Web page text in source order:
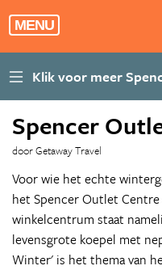
MENU
Spencer
door Getaway Travel
Voor wie het echte
het Spencer Outlet
winkelcentrum staat
levensgrote koepel met
Winter' is het thema van